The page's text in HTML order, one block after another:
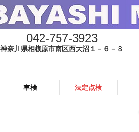
042-757-3923
神奈川県相模原市南区西大沼１－６－８
車検 法定点検